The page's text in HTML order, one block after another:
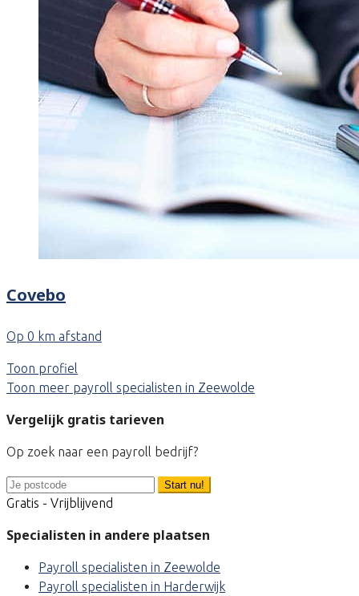
Covebo
Op 0 km afstand
Toon profiel
Toon meer payroll specialisten in Zeewolde
Vergelijk gratis tarieven
Op zoek naar een payroll bedrijf?
Start nu!
Gratis - Vrijblijvend
Specialisten in andere plaatsen
Payroll specialisten in Zeewolde
Payroll specialisten in Harderwijk